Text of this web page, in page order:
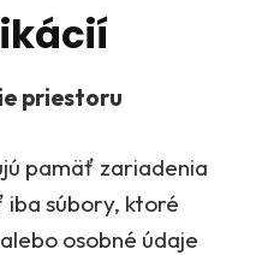
priestoru
pamäť zariadenia
súbory, ktoré
osobné údaje